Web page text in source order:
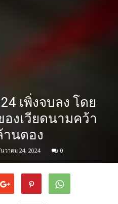
เพิ่งจบลง โดย
องเวียดนามคว้า
านดอง
วาคม 24, 2024 0